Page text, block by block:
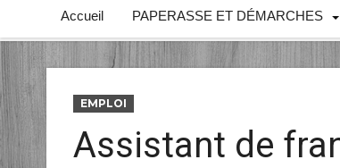
Accueil PAPERASSE ET DÉMARCHES
EMPLOI
Assistant de